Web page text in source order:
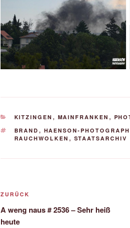
KATEGORIEN
KITZINGEN , MAINFRANKEN ,
SCHLAGWÖRTER
BRAND , HAENSON-
RAUCHWOLKEN , STAATSARCHIV
Beitrags-
Navigation
Vorheriger
Beitrag
ZURÜCK
A weng naus # 2536 – Sehr heiß
heute